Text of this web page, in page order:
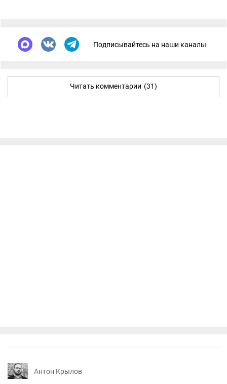
Подписывайтесь на наши каналы
Читать комментарии (31)
Антон Крылов